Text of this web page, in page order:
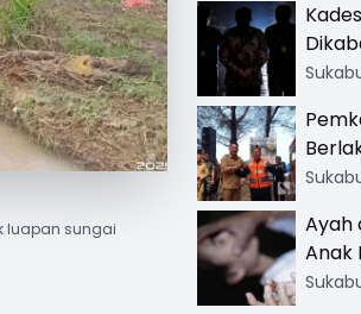
luapan sungai
Ayah
Anak